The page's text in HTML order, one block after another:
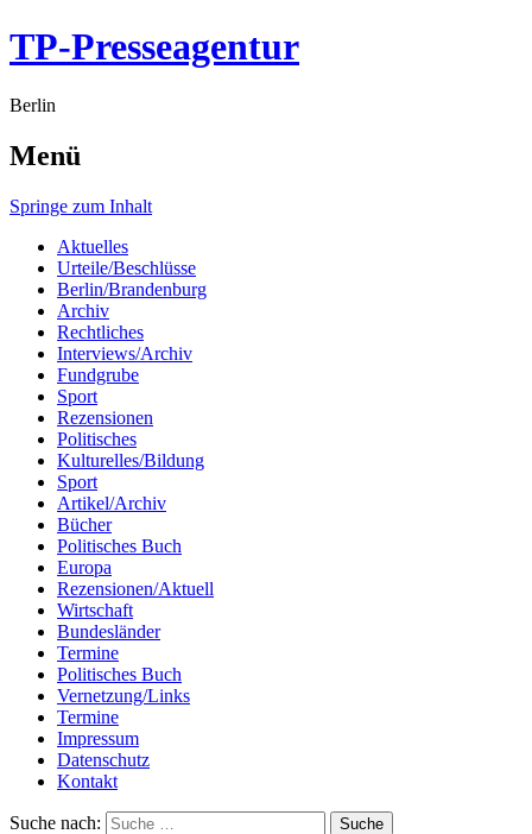
TP-Presseagentur
Berlin
Menü
Springe zum Inhalt
Aktuelles
Urteile/Beschlüsse
Berlin/Brandenburg
Archiv
Rechtliches
Interviews/Archiv
Fundgrube
Sport
Rezensionen
Politisches
Kulturelles/Bildung
Sport
Artikel/Archiv
Bücher
Politisches Buch
Europa
Rezensionen/Aktuell
Wirtschaft
Bundesländer
Termine
Politisches Buch
Vernetzung/Links
Termine
Impressum
Datenschutz
Kontakt
Suche nach: